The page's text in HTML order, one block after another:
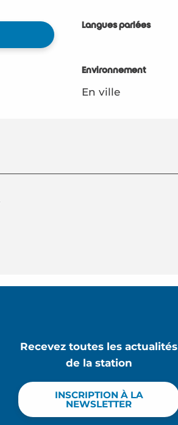
Langues parlées
Langues parlées
Environnement
Environnement
En ville
Recevez toutes les actualités
de la station
INSCRIPTION À LA
NEWSLETTER